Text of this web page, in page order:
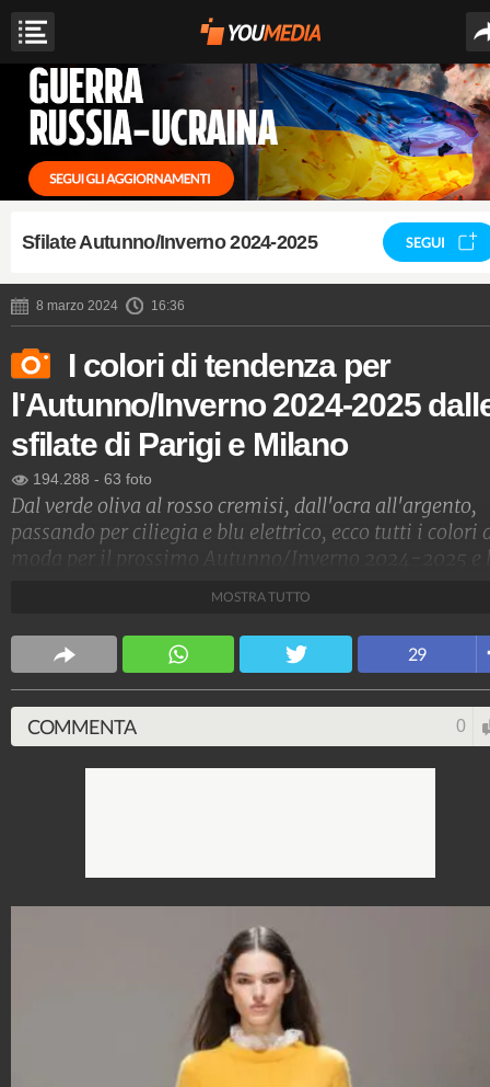
Sfilate Autunno/Inverno 2024-2025 SEGUI
8 marzo 2024 16:36
I colori di tendenza per
l'Autunno/Inverno 2024-2025
sfilate di Parigi e Milano
194.288 - 63 foto
Dal verde oliva al rosso cremisi, dall'ocra all'argento,
passando per ciliegia e blu elettrico, ecco tutti i colori
moda per il prossimo Autunno/Inverno 2024-2025 e
Stile e trend
1.515.064.779 1.957 video 138.069 foto
MOSTRA TUTTO
29
COMMENTA 0